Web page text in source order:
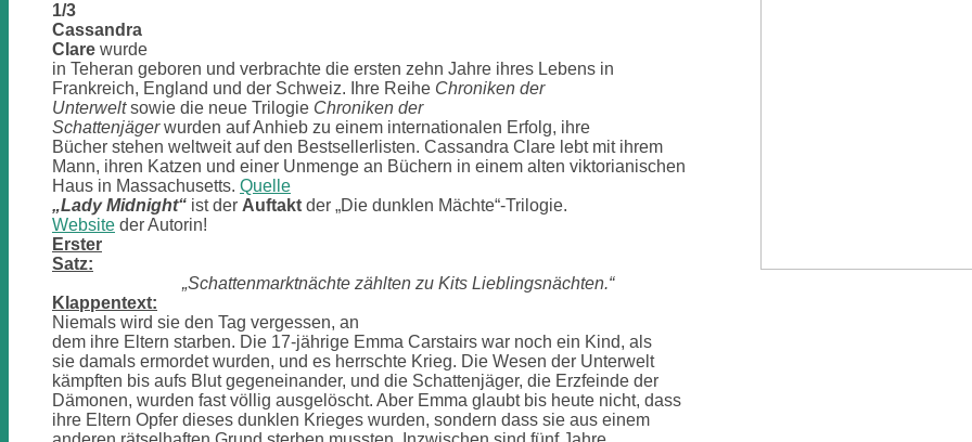
1/3
Cassandra
Clare wurde
in Teheran geboren und verbrachte die ersten zehn Jahre ihres Lebens in
Frankreich, England und der Schweiz. Ihre Reihe Chroniken der
Unterweltsowie die neue Trilogie Chroniken der
Schattenjägerwurden auf Anhieb zu einem internationalen Erfolg, ihre
Bücher stehen weltweit auf den Bestsellerlisten. Cassandra Clare lebt mit ihrem
Mann, ihren Katzen und einer Unmenge an Büchern in einem alten viktorianischen
Haus in Massachusetts. Quelle
„Lady Midnight“ ist der Auftakt der „Die dunklen Mächte“-Trilogie.
Website der Autorin!
Erster
Satz:
„Schattenmarktnächte zählten zu Kits Lieblingsnächten.“
Klappentext:
Niemals wird sie den Tag vergessen, an
dem ihre Eltern starben. Die 17-jährige Emma Carstairs war noch ein Kind, als
sie damals ermordet wurden, und es herrschte Krieg. Die Wesen der Unterwelt
kämpften bis aufs Blut gegeneinander, und die Schattenjäger, die Erzfeinde der
Dämonen, wurden fast völlig ausgelöscht. Aber Emma glaubt bis heute nicht, dass
ihre Eltern Opfer dieses dunklen Krieges wurden, sondern dass sie aus einem